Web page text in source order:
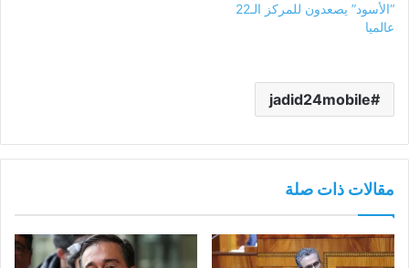
“الأسود” يصعدون للمركز الـ22
عالميا
jadid24mobile
مقالات ذات صلة